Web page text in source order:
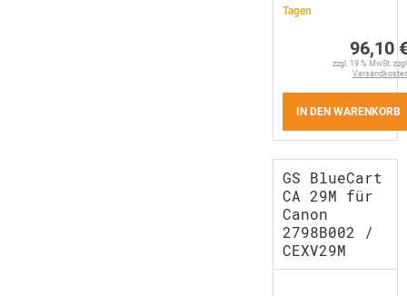
Tagen
96,10
zzgl. 19 % MwSt.
IN DEN WARENKORB
GS BlueCart
CA 29M für
Canon
2798B002 /
CEXV29M